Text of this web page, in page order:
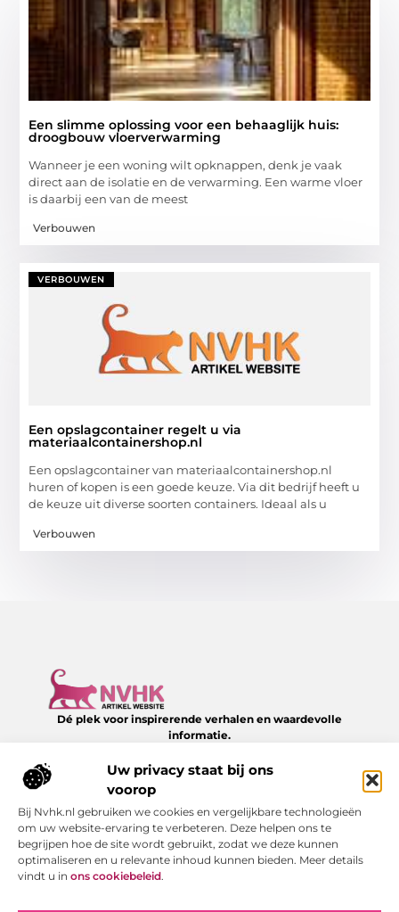
Uw privacy staat bij ons
voorop
Bij Nvhk.nl gebruiken we cookies en vergelijkbare technologieën
om uw website-ervaring te verbeteren. Deze helpen ons te
begrijpen hoe de site wordt gebruikt, zodat we deze kunnen
optimaliseren en u relevante inhoud kunnen bieden. Meer details
vindt u in ons cookiebeleid.
Een slimme oplossing voor een behaaglijk huis:
droogbouw vloerverwarming
Wanneer je een woning wilt opknappen, denk je vaak
direct aan de isolatie en de verwarming. Een warme vloer
is daarbij een van de meest
Verbouwen
VERBOUWEN
Een opslagcontainer regelt u via
materiaalcontainershop.nl
Een opslagcontainer van materiaalcontainershop.nl
huren of kopen is een goede keuze. Via dit bedrijf heeft u
de keuze uit diverse soorten containers. Ideaal als u
Verbouwen
Dé plek voor inspirerende verhalen en waardevolle
informatie.
dagelijks leven – van slimme tips tot verrassende inzichten,
Onze informatie
Bericht categorie